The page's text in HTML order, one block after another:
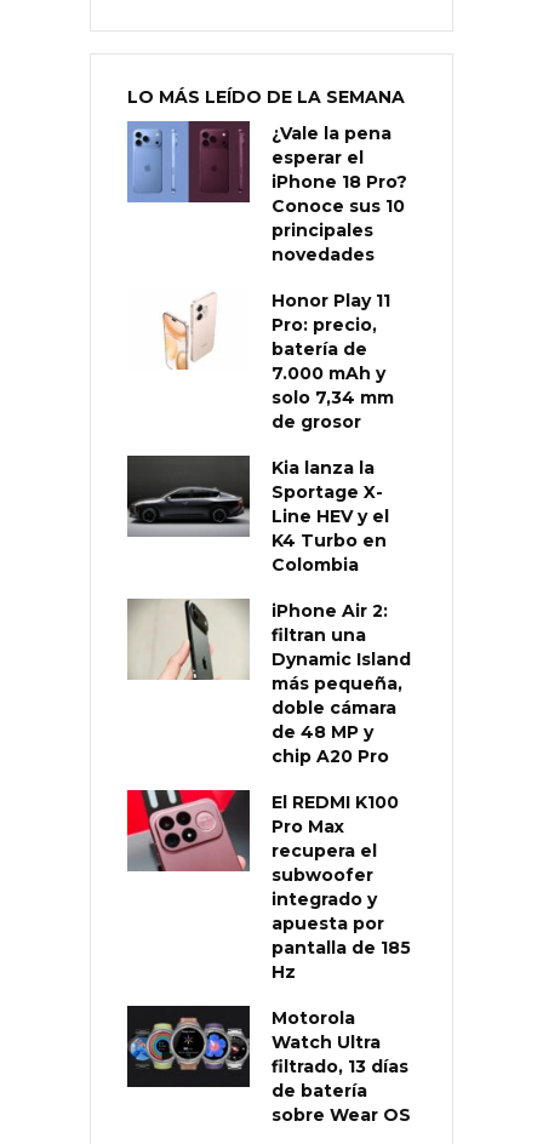
LO MÁS LEÍDO DE LA SEMANA
¿Vale la pena
esperar el
iPhone 18 Pro?
Conoce sus 10
principales
novedades
Honor Play 11
Pro: precio,
batería de
7.000 mAh y
solo 7,34 mm
de grosor
Kia lanza la
Sportage X-
Line HEV y el
K4 Turbo en
Colombia
iPhone Air 2:
filtran una
Dynamic Island
más pequeña,
doble cámara
de 48 MP y
chip A20 Pro
El REDMI K100
Pro Max
recupera el
subwoofer
integrado y
apuesta por
pantalla de 185
Hz
Motorola
Watch Ultra
filtrado, 13 días
de batería
sobre Wear OS